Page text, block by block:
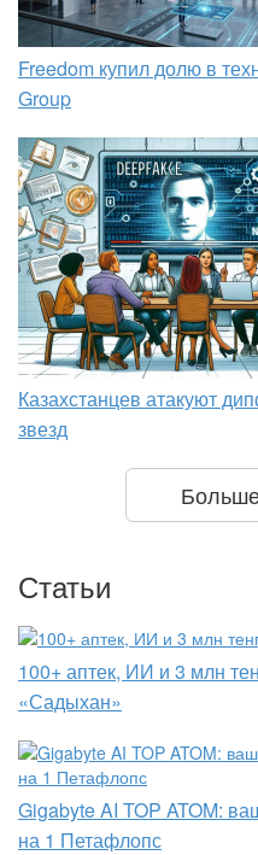
Freedom купил долю в
Group
Казахстанцев атакуют
звезд
Статьи
100+ аптек, ИИ и 3 млн
«Садыхан»
Gigabyte AI TOP ATOM:
на 1 Петафлопс